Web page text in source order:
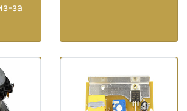
за